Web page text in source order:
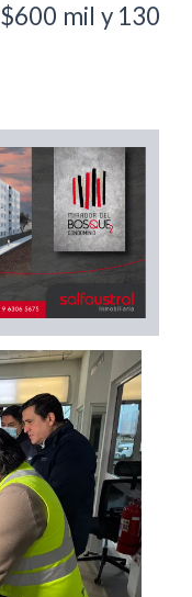
mil y 130